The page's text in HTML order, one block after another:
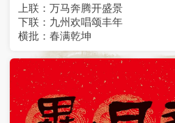
上联：万马奔腾开盛景
下联：九州欢唱颂丰年
横批：春满乾坤